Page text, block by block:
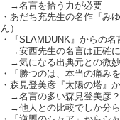
→名言を拾う力が必要
・あだち充先生の名作『み
ん）
・『SLAMDUNK』からの
→安西先生の名言は正確
→気になる出典元との微
・「勝つのは、本当の痛み
・森見登美彦『太陽の塔』
→名言の多い森見登美彦
→他人との比較でしか分